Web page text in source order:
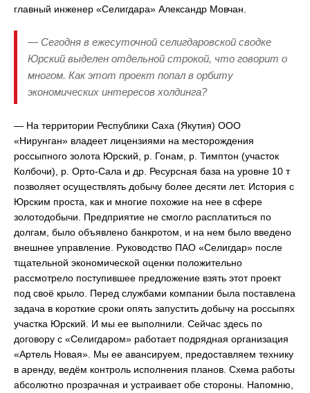
главный инженер «Селигдара» Александр Мовчан.
— Сегодня в ежесуточной селигдаровской сводке
Юрский выделен отдельной строкой, что говорит о
многом. Как этот проект попал в орбиту
экономических интересов холдинга?
— На территории Республики Саха (Якутия) ООО
«Нирунган» владеет лицензиями на месторождения
россыпного золота Юрский, р. Гонам, р. Тимптон (участок
Колбочи), р. Орто-Сала и др. Ресурсная база на уровне 10 т
позволяет осуществлять добычу более десяти лет. История с
Юрским проста, как и многие похожие на нее в сфере
золотодобычи. Предприятие не смогло расплатиться по
долгам, было объявлено банкротом, и на нем было введено
внешнее управление. Руководство ПАО «Селигдар» после
тщательной экономической оценки положительно
рассмотрело поступившее предложение взять этот проект
под своё крыло. Перед службами компании была поставлена
задача в короткие сроки опять запустить добычу на россыпях
участка Юрский. И мы ее выполнили. Сейчас здесь по
договору с «Селигдаром» работает подрядная организация
«Артель Новая». Мы ее авансируем, предоставляем технику
в аренду, ведём контроль исполнения планов. Схема работы
абсолютно прозрачная и устраивает обе стороны. Напомню,